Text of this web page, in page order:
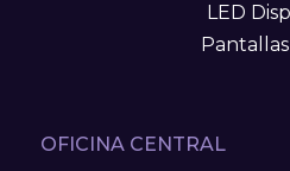
LED
OFICINA CENTRAL